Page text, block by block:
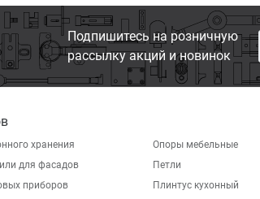
Подпишитесь на розничную
рассылку акций и новинок
хранения
для фасадов
приборов
Опоры мебельные
Петли
Плинтус кухонный